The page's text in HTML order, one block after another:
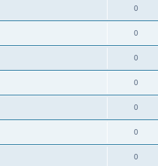
0
0
0
0
0
0
0